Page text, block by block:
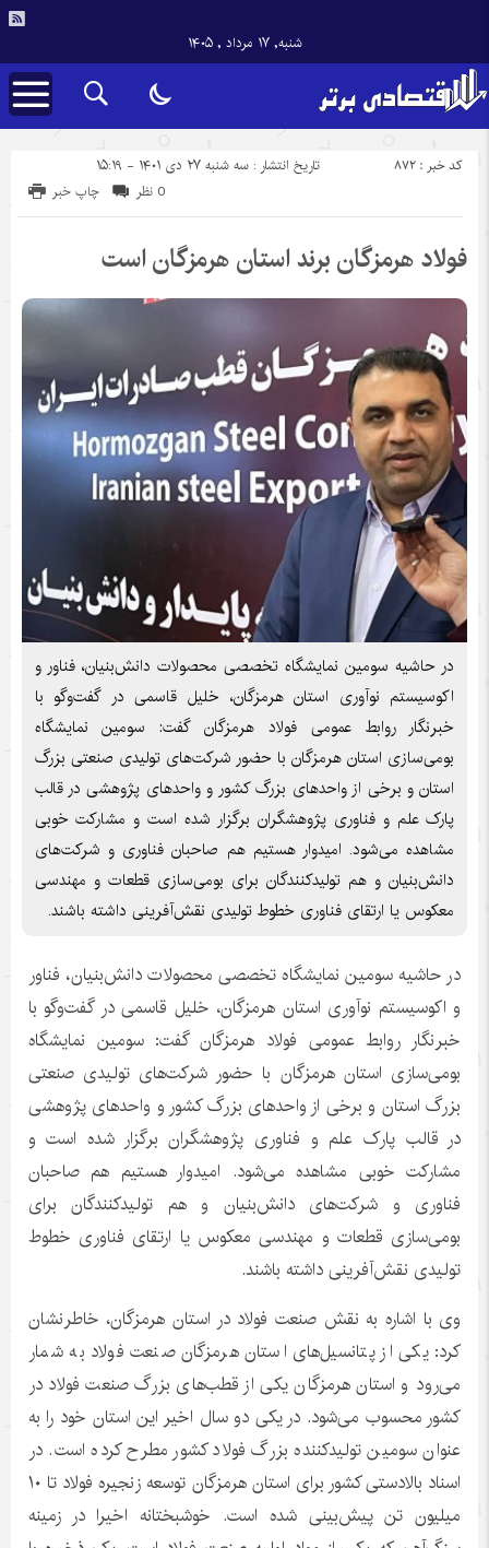
شنبه, ۱۷ مرداد , ۱۴۰۵
تاریخ انتشار : سه شنبه ۲۷ دی ۱۴۰۱ - ۱۵:۱۹ کد خبر : 872
چاپ خبر 0 نظر
فولاد هرمزگان برند استان هرمزگان است
‎در حاشیه سومین نمایشگاه تخصصی محصولات دانش‌بنیان، فناور و
اکوسیستم نوآوری استان هرمزگان، خلیل قاسمی در گفت‌وگو با
خبرنگار روابط عمومی فولاد هرمزگان گفت: سومین نمایشگاه
بومی‌سازی استان هرمزگان با حضور شرکت‌های تولیدی صنعتی بزرگ
استان و برخی از واحدهای بزرگ کشور و واحدهای پژوهشی در قالب
پارک علم و فناوری پژوهشگران برگزار شده است و مشارکت خوبی
مشاهده می‌شود. امیدوار هستیم هم صاحبان فناوری و شرکت‌های
دانش‌بنیان و هم تولیدکنندگان برای بومی‌سازی قطعات و مهندسی
معکوس یا ارتقای فناوری خطوط تولیدی نقش‌آفرینی داشته باشند.
‎در حاشیه سومین نمایشگاه تخصصی محصولات دانش‌بنیان، فناور
و اکوسیستم نوآوری استان هرمزگان، خلیل قاسمی در گفت‌وگو با
خبرنگار روابط عمومی فولاد هرمزگان گفت: سومین نمایشگاه
بومی‌سازی استان هرمزگان با حضور شرکت‌های تولیدی صنعتی
بزرگ استان و برخی از واحدهای بزرگ کشور و واحدهای پژوهشی
در قالب پارک علم و فناوری پژوهشگران برگزار شده است و
مشارکت خوبی مشاهده می‌شود. امیدوار هستیم هم صاحبان
فناوری و شرکت‌های دانش‌بنیان و هم تولیدکنندگان برای
بومی‌سازی قطعات و مهندسی معکوس یا ارتقای فناوری خطوط
تولیدی نقش‌آفرینی داشته باشند.
‎وی با اشاره به نقش صنعت فولاد در استان هرمزگان، خاطرنشان
کرد: یکی از پتانسیل‌های استان هرمزگان صنعت فولاد به شمار
می‌رود و استان هرمزگان یکی از قطب‌های بزرگ صنعت فولاد در
کشور محسوب می‌شود. در یکی دو سال اخیر این استان خود را به
عنوان سومین تولیدکننده بزرگ فولاد کشور مطرح کرده است. در
اسناد بالادستی کشور برای استان هرمزگان توسعه زنجیره فولاد تا ۱۰
میلیون تن پیش‌بینی شده است. خوشبختانه اخیرا در زمینه